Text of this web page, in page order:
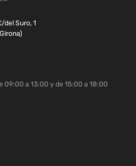
del Suro, 1
09:00 a 13:00 y de 15:00 a 18:00